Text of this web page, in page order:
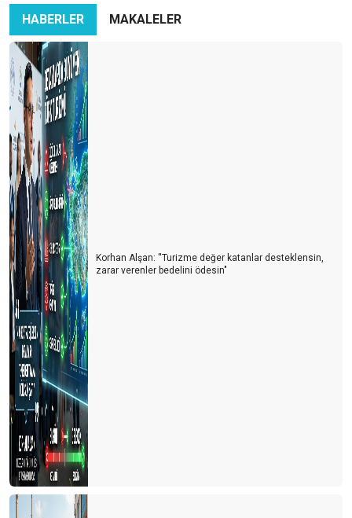
Savaş Dünya Turizmini Vurdu
2026 için temkinli olmalı ve sağlıklı hedefler koymalıyız
HANGİ LİSTE DAHA ÖNEMLİ ?
TURİZMDE HAYALLER PARİS
TURİZMCİ TEDİRGİN
2025: KİTLE TURİZMİNİN EN PAHALI YILI
Bir Müze Hikâyesi
MÜZE MESELESİ
TURİZMDE ARTILARIMIZ, EKSİLERİMİZ
BU YAZ ÇOK SICAK OLACAK!
AVUSTURYALI EMEKLİLER 31 YIL SONRA YENİDEN
MARMARİS’TE
SEZON BURUK BAŞLADI
60 MİLYON ALMAN TATİL PLANI YAPIYOR
11 MİLYON TÜRK TURİST NEREYE GİDİYOR?
DÜNYA TÜRKİYE’DE NERELERİ MERAK EDİYOR?
GAZZE RİVİERASI
2025 YILINDA ANTALYA TURİZMİNİ BEKLEYEN RİSKLER
HABERLER
MAKALELER
Korhan Alşan: ''Turizme değer katanlar desteklensin,
zarar verenler bedelini ödesin"